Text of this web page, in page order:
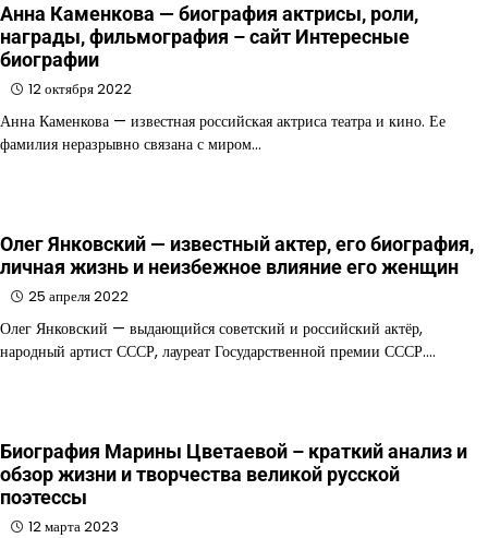
Анна Каменкова — биография актрисы, роли,
награды, фильмография – сайт Интересные
биографии
12 октября 2022
Анна Каменкова — известная российская актриса театра и кино. Ее
фамилия неразрывно связана с миром…
Олег Янковский — известный актер, его биография,
личная жизнь и неизбежное влияние его женщин
25 апреля 2022
Олег Янковский — выдающийся советский и российский актёр,
народный артист СССР, лауреат Государственной премии СССР.…
Биография Марины Цветаевой – краткий анализ и
обзор жизни и творчества великой русской
поэтессы
12 марта 2023